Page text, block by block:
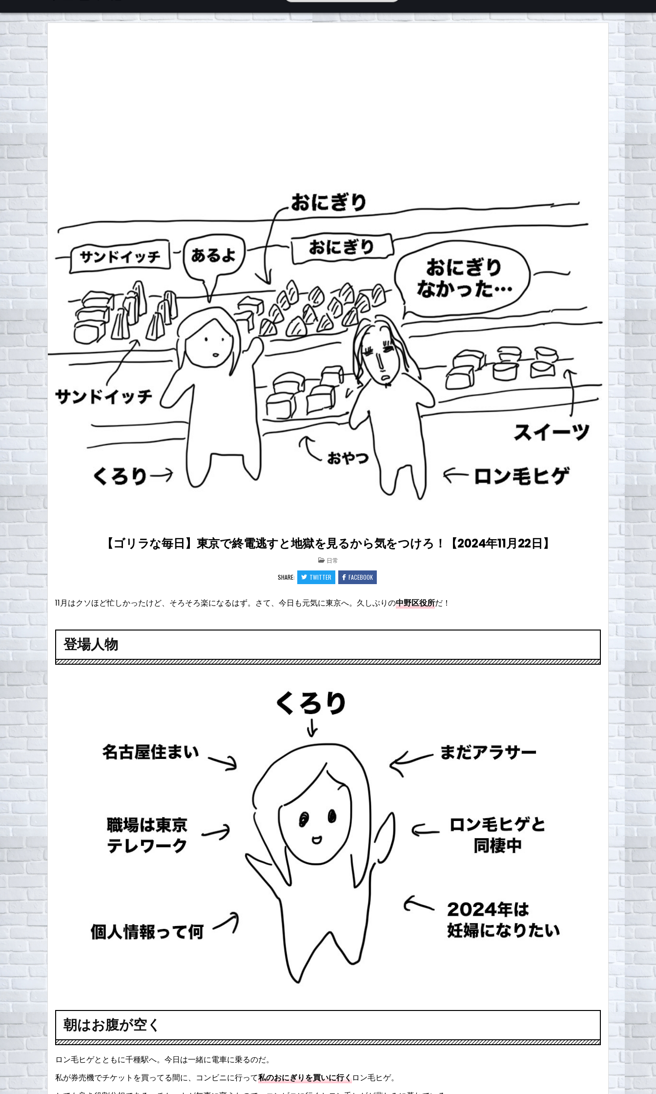
くろチャンネル
【ゴリラな毎日】東京で終電逃すと地獄を見るから気をつけろ！【2024年11月22日】
POSTED
IN
日常
SHARE: TWITTER FACEBOOK
11月はクソほど忙しかったけど、そろそろ楽になるはず。さて、今日も元気に東京へ。久しぶりの中野区役所だ！
登場人物
朝はお腹が空く
ロン毛ヒゲとともに千種駅へ。今日は一緒に電車に乗るのだ。
私が券売機でチケットを買ってる間に、コンビニに行って私のおにぎりを買いに行くロン毛ヒゲ。